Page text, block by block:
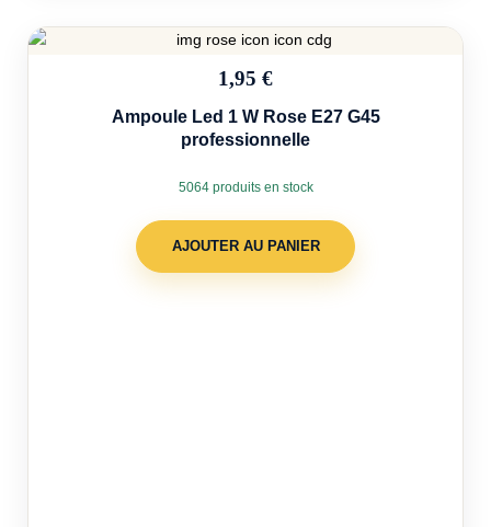
1,95 €
Ampoule Led 1 W Rose E27 G45
professionnelle
5064 produits en stock
AJOUTER AU PANIER